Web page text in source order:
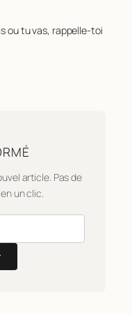
ou tu vas, rappelle-toi
article. Pas de
un clic.